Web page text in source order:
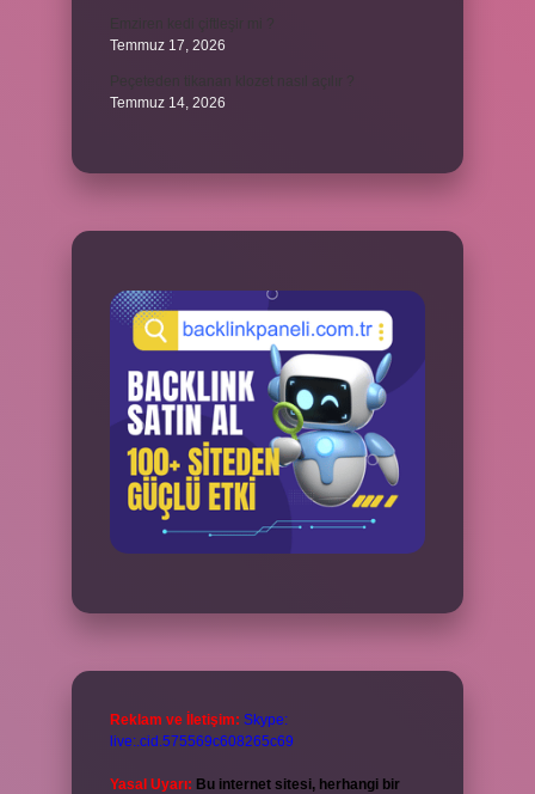
Temmuz 17, 2026
Temmuz 14, 2026
Reklam ve İletişim: Skype:
live:.cid.575569c608265c69
Yasal Uyarı: Bu internet sitesi, herhangi bir